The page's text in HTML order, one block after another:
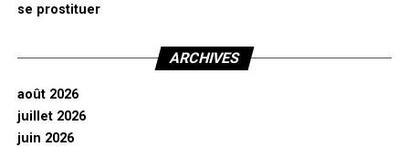
se prostituer
ARCHIVES
août 2026
juillet 2026
juin 2026